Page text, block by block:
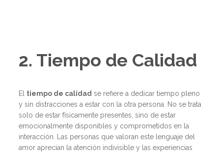
2. Tiempo de Calidad
El tiempo de calidad se refiere a dedicar tiempo pleno
y sin distracciones a estar con la otra persona. No se trata
solo de estar físicamente presentes, sino de estar
emocionalmente disponibles y comprometidos en la
interacción. Las personas que valoran este lenguaje del
amor aprecian la atención indivisible y las experiencias